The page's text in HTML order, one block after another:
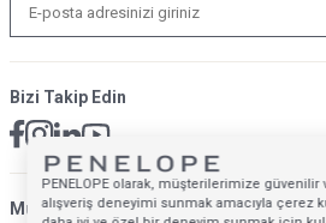
Bizi Takip Edin
Müsteri Hizmetleri İletişim Adresi
PENELOPE olarak, müşterilerimize
alışveriş deneyimi sunmak amacıyla çerez